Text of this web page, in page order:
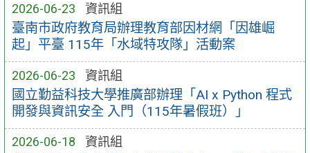
2026-06-23 資訊組
臺南市政府教育局辦理教育部因材網「因雄崛
起」平臺 115年「水域特攻隊」活動案
2026-06-23 資訊組
國立勤益科技大學推廣部辦理「AI x Python 程式
開發與資訊安全 入門（115年暑假班）」
2026-06-18 資訊組